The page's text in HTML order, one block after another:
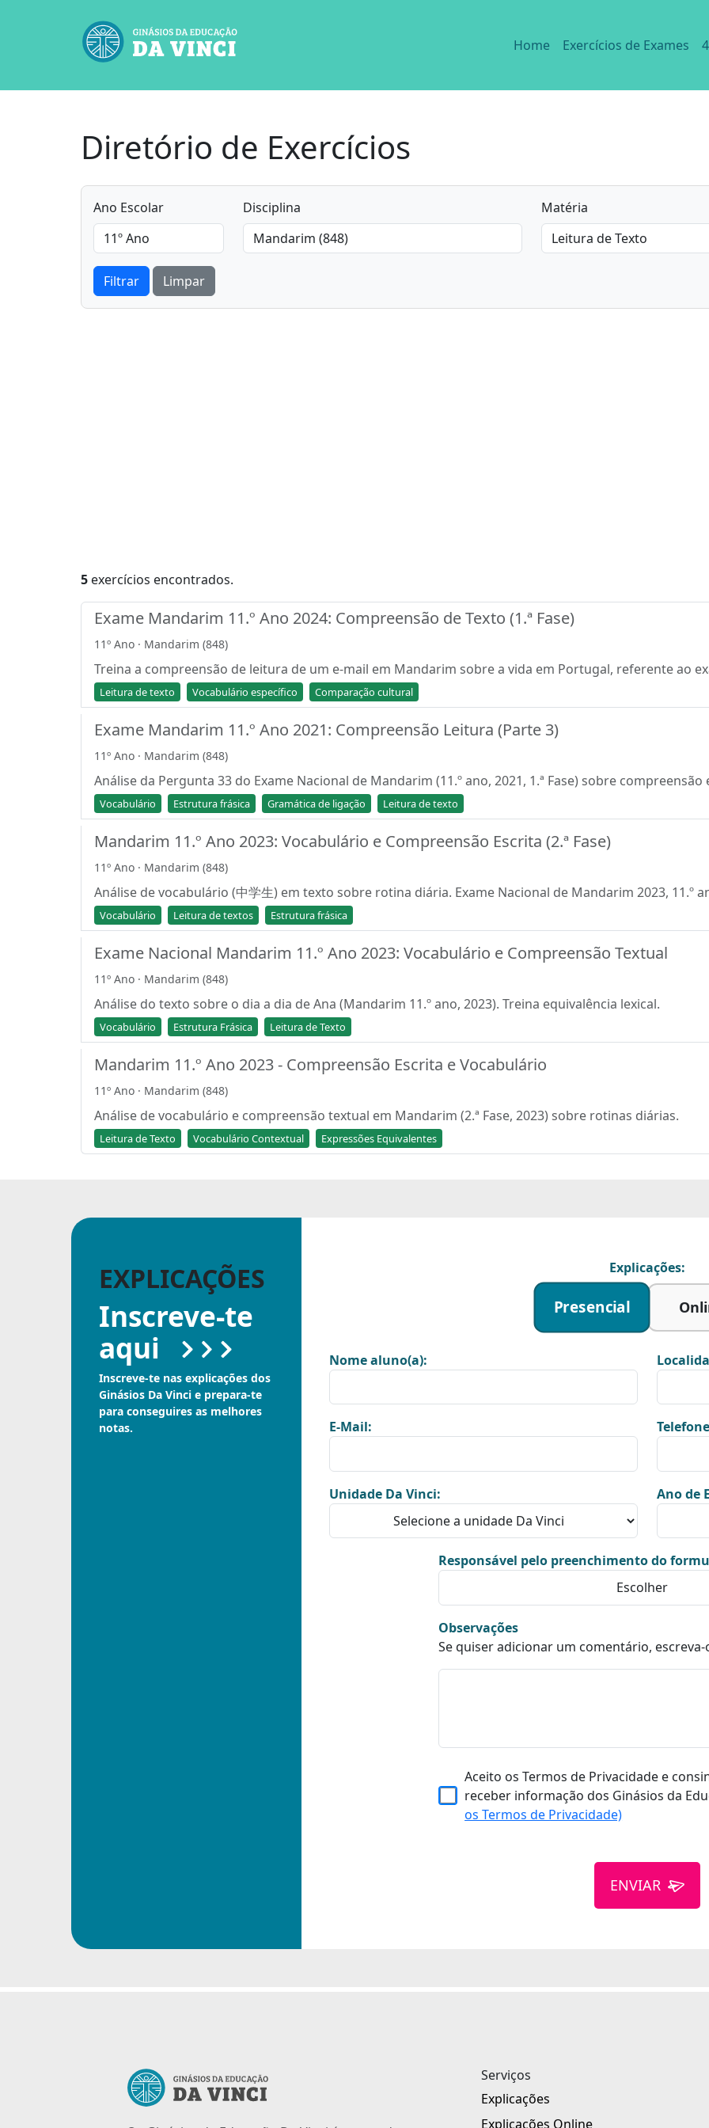
Home Exercícios de Exames
Diretório de Exercícios
Ano Escolar Disciplina Matéria
Filtrar Limpar
5 exercícios encontrados.
Exame Mandarim 11.º Ano 2024: Compreensão de Texto (1.ª Fase)
11º Ano · Mandarim (848)
Treina a compreensão de leitura de um e-mail em Mandarim sobre a vida em Portugal, referente ao
Leitura de texto Vocabulário específico Comparação cultural
Exame Mandarim 11.º Ano 2021: Compreensão Leitura (Parte 3)
11º Ano · Mandarim (848)
Análise da Pergunta 33 do Exame Nacional de Mandarim (11.º ano, 2021, 1.ª Fase) sobre compreensão
Vocabulário Estrutura frásica Gramática de ligação Leitura de texto
Mandarim 11.º Ano 2023: Vocabulário e Compreensão Escrita (2.ª Fase)
11º Ano · Mandarim (848)
Análise de vocabulário (中学生) em texto sobre rotina diária. Exame Nacional de Mandarim 2023, 11.º
Vocabulário Leitura de textos Estrutura frásica
Exame Nacional Mandarim 11.º Ano 2023: Vocabulário e Compreensão Textual
11º Ano · Mandarim (848)
Análise do texto sobre o dia a dia de Ana (Mandarim 11.º ano, 2023). Treina equivalência lexical.
Vocabulário Estrutura Frásica Leitura de Texto
Mandarim 11.º Ano 2023 - Compreensão Escrita e Vocabulário
11º Ano · Mandarim (848)
Análise de vocabulário e compreensão textual em Mandarim (2.ª Fase, 2023) sobre rotinas diárias.
Leitura de Texto Vocabulário Contextual Expressões Equivalentes
EXPLICAÇÕES
Inscreve-te
aqui
Inscreve-te nas explicações dos
Ginásios Da Vinci e prepara-te
para conseguires as melhores
notas.
Explicações:
Presencial
Nome aluno(a):
E-Mail:
Unidade Da Vinci: Ano de
Responsável pelo preenchimento do
Observações
Se quiser adicionar um comentário,
Aceito os Termos de Privacidade e
receber informação dos Ginásios da
os Termos de Privacidade)
ENVIAR
Serviços
Explicações
Explicações Online